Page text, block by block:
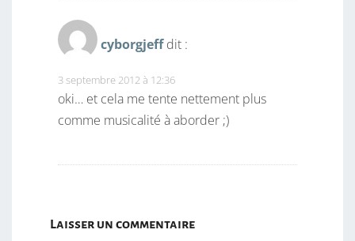
cyborgjeff dit :
3 septembre 2012 à 12:36
oki… et cela me tente nettement plus
comme musicalité à aborder ;)
Laisser un commentaire